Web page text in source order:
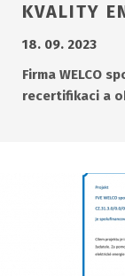
KVALITY
18. 09. 2023
Firma WELCO
recertifikaci a